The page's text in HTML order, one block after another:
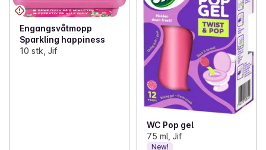
Engangsvåtmopp
Sparkling happiness
10 stk, Jif
WC Pop gel
75 ml, Jif
New!